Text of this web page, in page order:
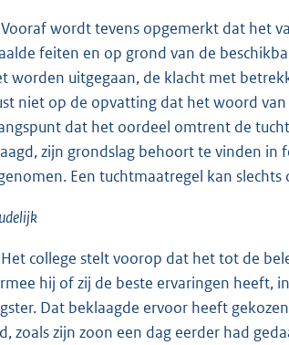
wordt tevens opgemerkt dat het
feiten en op grond van de
worden uitgegaan, de klacht met
niet op de opvatting dat het woord
dat het oordeel omtrent de
zijn grondslag behoort te vinden
Een tuchtmaatregel kan
college stelt voorop dat het tot de
hij of zij de beste ervaringen heeft,
Dat beklaagde ervoor heeft
zoals zijn zoon een dag eerder had